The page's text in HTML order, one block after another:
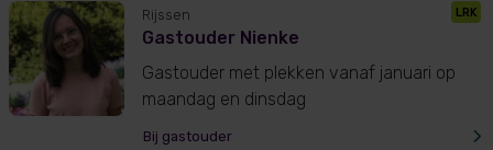
LRK
Rijssen
Gastouder Nienke
Gastouder met plekken vanaf januari op
maandag en dinsdag
Bij gastouder